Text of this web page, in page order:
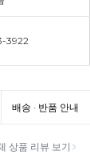
3922
배송 · 반품 안내